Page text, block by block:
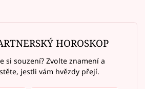
HOROSKOP
si souzení? Zvolte znamení a
jestli vám hvězdy přejí.